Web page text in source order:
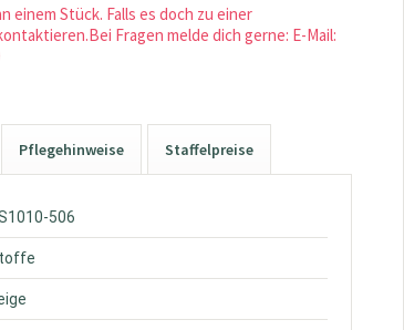
einem Stück. Falls es doch zu einer
Fragen melde dich gerne: E-Mail:
Pflegehinweise Staffelpreise
506